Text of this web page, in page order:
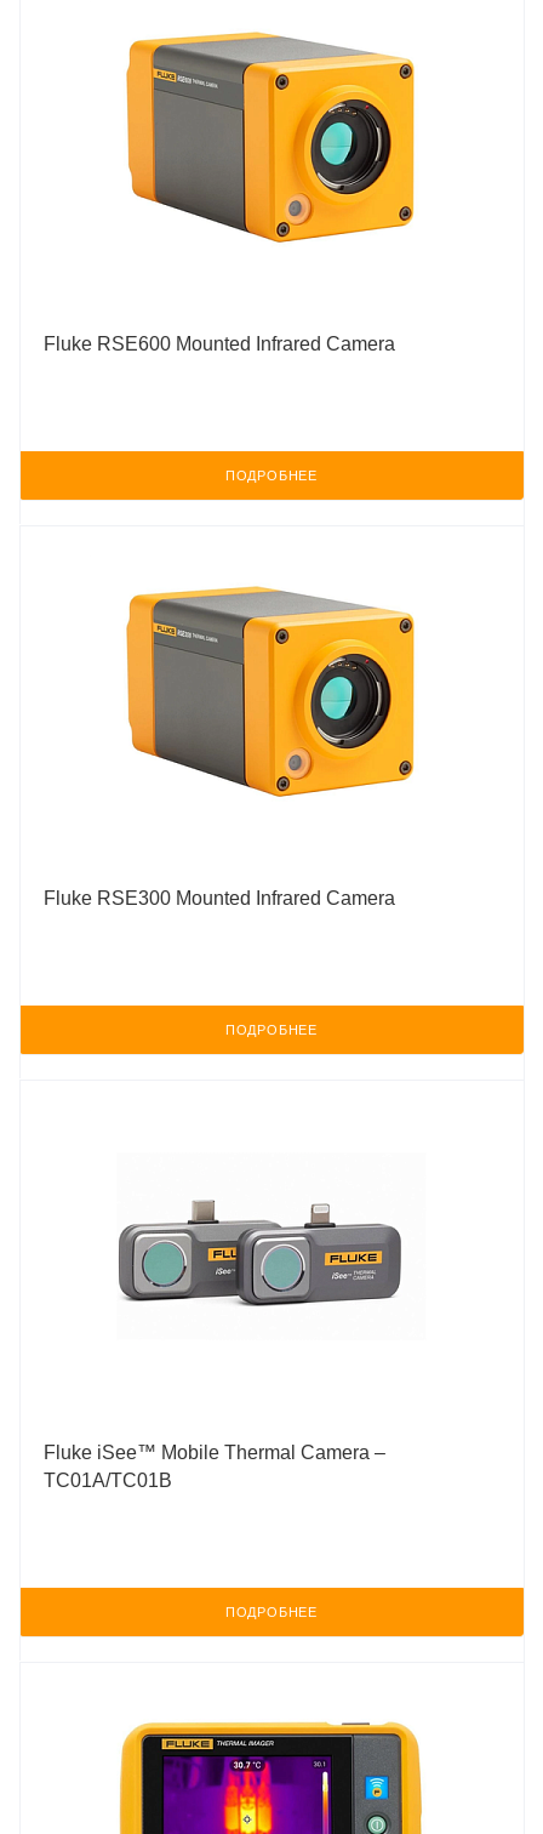
Fluke RSE600 Mounted Infrared Camera
ПОДРОБНЕЕ
Fluke RSE300 Mounted Infrared Camera
ПОДРОБНЕЕ
Fluke iSee™ Mobile Thermal Camera –
TC01A/TC01B
ПОДРОБНЕЕ